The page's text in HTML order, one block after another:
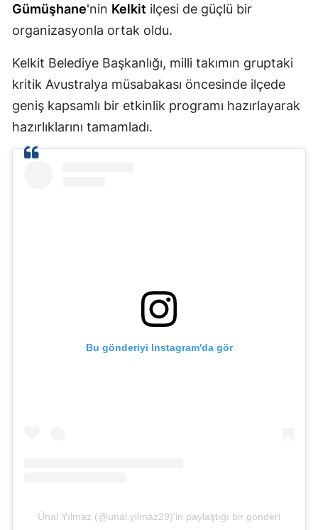
İstanbul
İzmir
Kars
Kütahya
Malatya
Nevşehir
Gümüşhane'nin Kelkit ilçesi de güçlü bir
organizasyonla ortak oldu.
Kelkit Belediye Başkanlığı, milli takımın gruptaki
kritik Avustralya müsabakası öncesinde ilçede
geniş kapsamlı bir etkinlik programı hazırlayarak
hazırlıklarını tamamladı.
Bu gönderiyi Instagram'da gör
Ünal Yılmaz (@unal.yilmaz29)'in paylaştığı bir gönderi